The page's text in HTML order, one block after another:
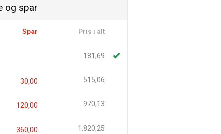
og spar
Spar Pris i alt
181,69
30,00 515,06
120,00 970,13
360,00 1.820,25